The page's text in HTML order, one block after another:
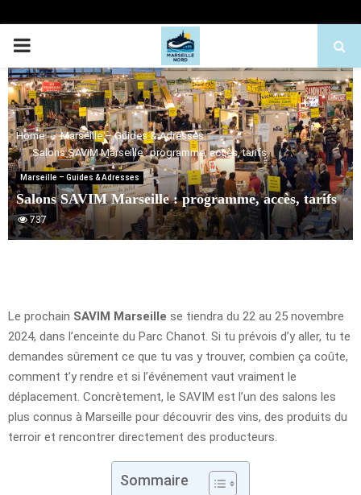
PRIMARY
MENU
Home
Marseille – Guides & Adresses
Salons SAVIM Marseille : programme, accès, tarifs
Marseille – Guides & Adresses
Salons SAVIM Marseille : programme, accès, tarifs
737
Le prochain SAVIM Marseille se tiendra du 22 au 25 novembre
2024, dans l’enceinte du Parc Chanot. Si tu prévois d’y aller, tu te
demandes sûrement ce que tu vas y trouver, combien ça coûte,
comment t’y rendre et si l’événement vaut vraiment le
déplacement. Concrètement, le SAVIM est l’un des salons les
plus connus à Marseille pour découvrir des vins, des produits du
terroir et rencontrer directement des producteurs.
Sommaire